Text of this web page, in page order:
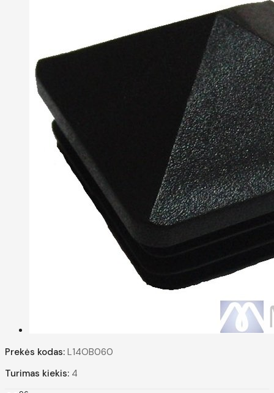
Prekės kodas: L14OB060
Turimas kiekis: 4